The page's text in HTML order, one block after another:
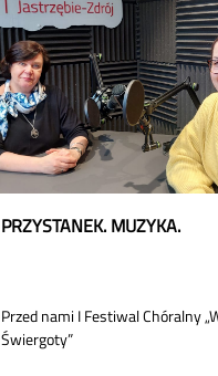
PRZYSTANEK. MUZYKA.
Przed nami I Festiwal Chóralny
Świergoty”